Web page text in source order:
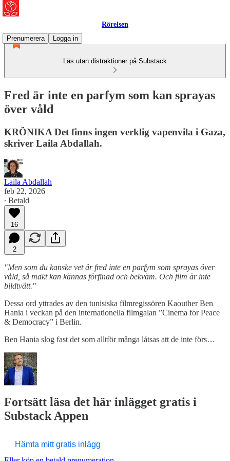
Rörelsen
Prenumerera
Logga in
Läs utan distraktioner på Substack
Fred är inte en parfym som kan sprayas
över våld
KRÖNIKA Det finns ingen verklig vapenvila i Gaza,
skriver Laila Abdallah.
Laila Abdallah
feb 22, 2026
∙ Betald
16
2
"Men som du kanske vet är fred inte en parfym som sprayas över
våld, så makt kan kännas förfinad och bekväm. Och film är inte
bildtvätt."
Dessa ord yttrades av den tunisiska filmregissören Kaouther Ben
Hania i veckan på den internationella filmgalan ”Cinema for Peace
& Democracy” i Berlin.
Ben Hania slog fast det som alltför många låtsas att de inte förs…
Fortsätt läsa det här inlägget gratis i
Substack Appen
Hämta mitt gratis inlägg